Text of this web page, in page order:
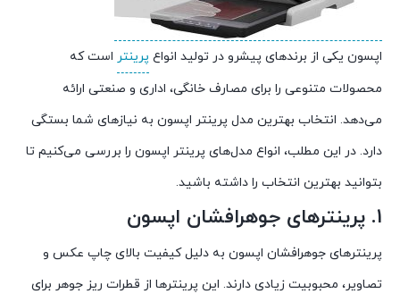
اپسون یکی از برندهای پیشرو در تولید انواع پرینتر است که
محصولات متنوعی را برای مصارف خانگی، اداری و صنعتی ارائه
می‌دهد. انتخاب بهترین مدل پرینتر اپسون به نیازهای شما بستگی
دارد. در این مطلب، انواع مدل‌های پرینتر اپسون را بررسی می‌کنیم تا
بتوانید بهترین انتخاب را داشته باشید.
1. پرینترهای جوهرافشان اپسون
پرینترهای جوهرافشان اپسون به دلیل کیفیت بالای چاپ عکس و
تصاویر، محبوبیت زیادی دارند. این پرینترها از قطرات ریز جوهر برای